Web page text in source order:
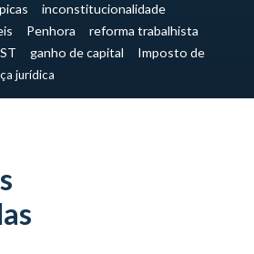
inconstitucionalidade
Penhora
reforma trabalhista
ganho de capital
Imposto de
jurídica